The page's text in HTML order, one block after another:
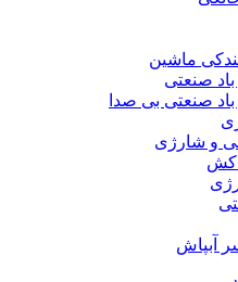
ماشین
صنعتی
صنعتی بی صدا
و شارژی
کش
آبپاش